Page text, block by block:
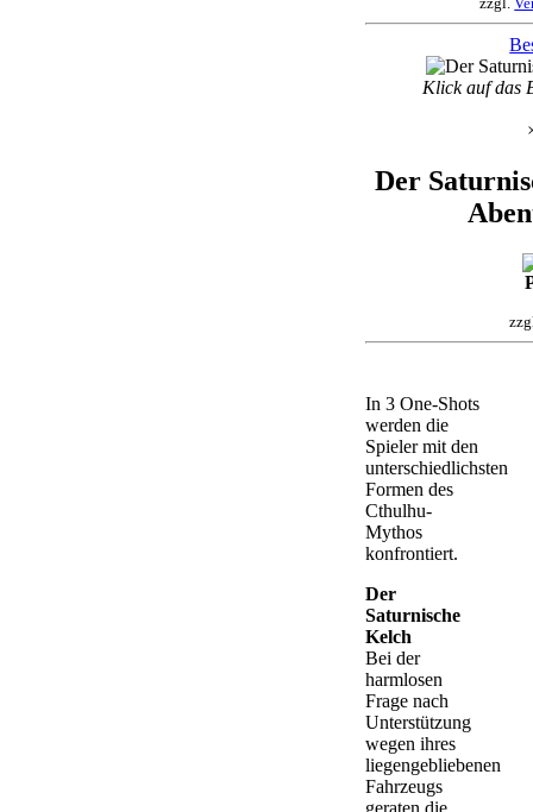
Klick auf das
Der
In 3 One-Shots
werden die
Spieler mit den
unterschiedlichsten
Formen des
Cthulhu-
Mythos
konfrontiert.
Der
Saturnische
Kelch
Bei der
harmlosen
Frage nach
Unterstützung
wegen ihres
liegengebliebenen
Fahrzeugs
geraten die